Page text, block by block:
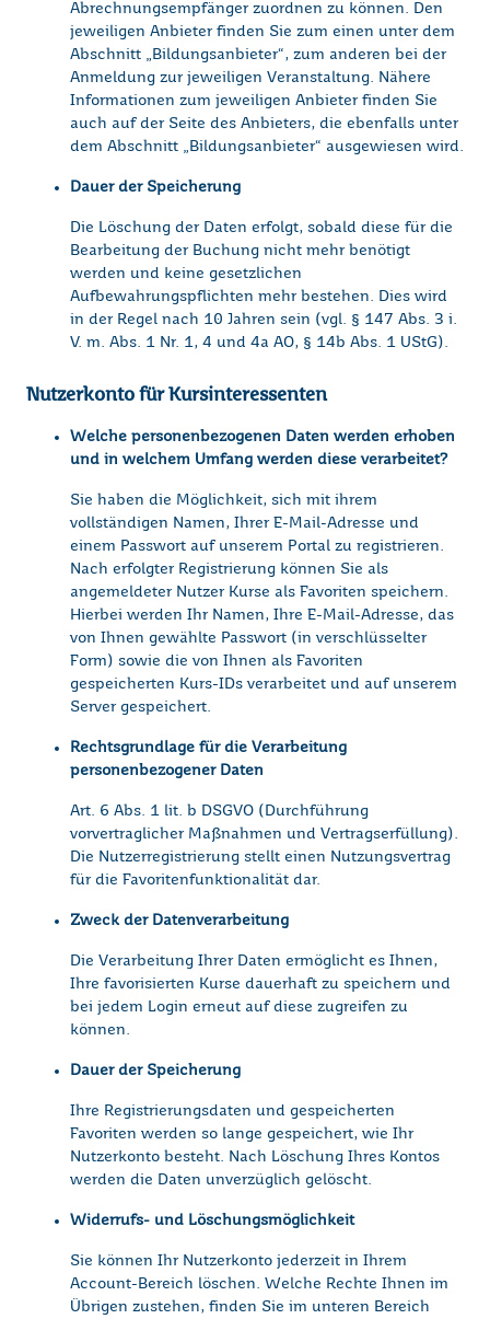
Abrechnungsempfänger zuordnen zu können. Den
jeweiligen Anbieter finden Sie zum einen unter dem
Abschnitt „Bildungsanbieter“, zum anderen bei der
Anmeldung zur jeweiligen Veranstaltung. Nähere
Informationen zum jeweiligen Anbieter finden Sie
auch auf der Seite des Anbieters, die ebenfalls unter
dem Abschnitt „Bildungsanbieter“ ausgewiesen wird.
Dauer der Speicherung
Die Löschung der Daten erfolgt, sobald diese für die
Bearbeitung der Buchung nicht mehr benötigt
werden und keine gesetzlichen
Aufbewahrungspflichten mehr bestehen. Dies wird
in der Regel nach 10 Jahren sein (vgl. § 147 Abs. 3 i.
V. m. Abs. 1 Nr. 1, 4 und 4a AO, § 14b Abs. 1 UStG).
Nutzerkonto für Kursinteressenten
Welche personenbezogenen Daten werden erhoben
und in welchem Umfang werden diese verarbeitet?
Sie haben die Möglichkeit, sich mit ihrem
vollständigen Namen, Ihrer E-Mail-Adresse und
einem Passwort auf unserem Portal zu registrieren.
Nach erfolgter Registrierung können Sie als
angemeldeter Nutzer Kurse als Favoriten speichern.
Hierbei werden Ihr Namen, Ihre E-Mail-Adresse, das
von Ihnen gewählte Passwort (in verschlüsselter
Form) sowie die von Ihnen als Favoriten
gespeicherten Kurs-IDs verarbeitet und auf unserem
Server gespeichert.
Rechtsgrundlage für die Verarbeitung
personenbezogener Daten
Art. 6 Abs. 1 lit. b DSGVO (Durchführung
vorvertraglicher Maßnahmen und Vertragserfüllung).
Die Nutzerregistrierung stellt einen Nutzungsvertrag
für die Favoritenfunktionalität dar.
Zweck der Datenverarbeitung
Die Verarbeitung Ihrer Daten ermöglicht es Ihnen,
Ihre favorisierten Kurse dauerhaft zu speichern und
bei jedem Login erneut auf diese zugreifen zu
können.
Dauer der Speicherung
Ihre Registrierungsdaten und gespeicherten
Favoriten werden so lange gespeichert, wie Ihr
Nutzerkonto besteht. Nach Löschung Ihres Kontos
werden die Daten unverzüglich gelöscht.
Widerrufs- und Löschungsmöglichkeit
Sie können Ihr Nutzerkonto jederzeit in Ihrem
Account-Bereich löschen. Welche Rechte Ihnen im
Übrigen zustehen, finden Sie im unteren Bereich